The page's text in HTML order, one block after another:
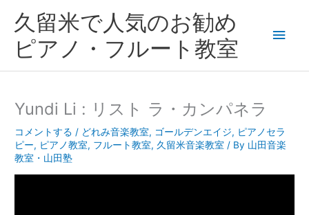
久留米で人気のお勧め
ピアノ・フルート教室
イ
ン
ニ
Yundi Li : リスト ラ・カンパネラ
コメントする / どれみ音楽教室, ゴールデンエイジ, ピアノセラ
ピー, ピアノ教室, フルート教室, 久留米音楽教室 / By 山田音楽
教室・山田塾